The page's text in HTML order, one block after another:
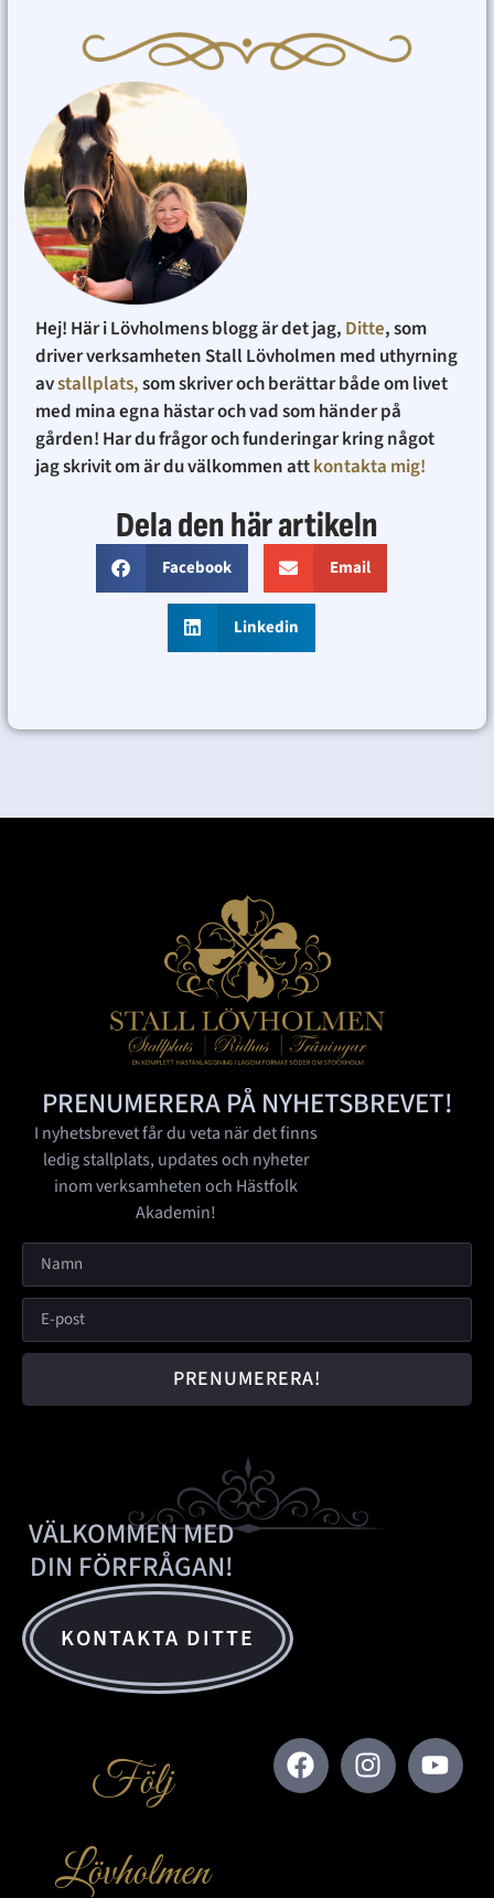
Hej! Här i Lövholmens blogg är det jag, Ditte, som
driver verksamheten Stall Lövholmen med uthyrning
avstallplats,som skriver och berättar både om livet
med mina egna hästar och vad som händer på
gården! Har du frågor och funderingar kring något
jag skrivit om är du välkommen attkontakta mig!
Dela den här artikeln
Facebook Email
Linkedin
VÄLKOMMEN MED
DIN FÖRFRÅGAN!
KONTAKTA DITTE
PRENUMERERA PÅ NYHETSBREVET!
I nyhetsbrevet får du veta när det finns
ledig stallplats, updates och nyheter
inom verksamheten och Hästfolk
Akademin!
PRENUMERERA!
Följ
Lövholmen